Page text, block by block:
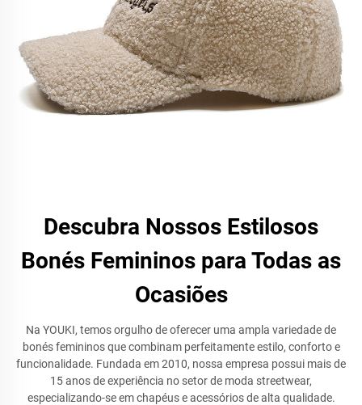
Descubra Nossos Estilosos
Bonés Femininos para Todas as
Ocasiões
Na YOUKI, temos orgulho de oferecer uma ampla variedade de
bonés femininos que combinam perfeitamente estilo, conforto e
funcionalidade. Fundada em 2010, nossa empresa possui mais de
15 anos de experiência no setor de moda streetwear,
especializando-se em chapéus e acessórios de alta qualidade.